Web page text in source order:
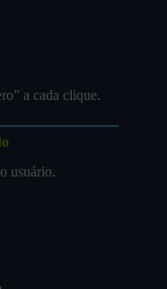
a cada clique.
usuário.